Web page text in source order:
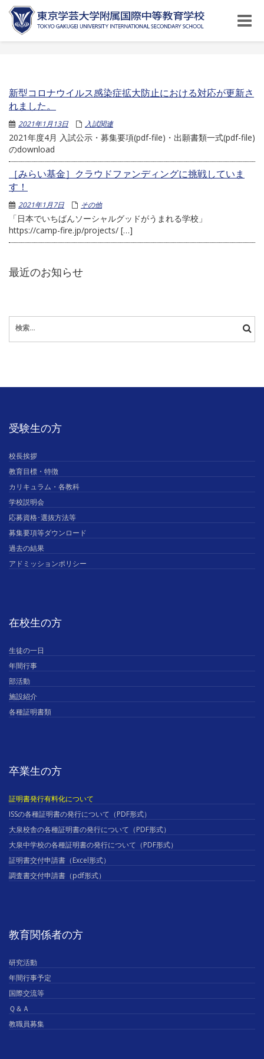
Toggle
新型コロナウイルス感染症拡大防止における対応が更新さ
れました。
2021年1月13日 入試関連
2021年度4月 入試公示・募集要項(pdf-file)・出願書類一式(pdf-file)
のdownload
［みらい基金］クラウドファンディングに挑戦していま
す！
2021年1月7日 その他
「日本でいちばんソーシャルグッドがうまれる学校」
https://camp-fire.jp/projects/ […]
最近のお知らせ
索:
受験生の方
校長挨拶
教育目標・特徴
カリキュラム・各教科
学校説明会
応募資格･選抜方法等
募集要項等ダウンロード
過去の結果
アドミッションポリシー
在校生の方
生徒の一日
年間行事
部活動
施設紹介
各種証明書類
卒業生の方
証明書発行有料化について
ISSの各種証明書の発行について（PDF形式）
大泉校舎の各種証明書の発行について（PDF形式）
大泉中学校の各種証明書の発行について（PDF形式）
証明書交付申請書（Excel形式）
調査書交付申請書（pdf形式）
教育関係者の方
研究活動
年間行事予定
国際交流等
Ｑ＆Ａ
教職員募集